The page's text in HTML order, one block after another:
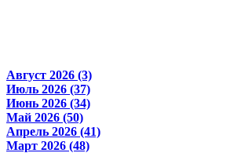
Август 2026 (3)
Июль 2026 (37)
Июнь 2026 (34)
Май 2026 (50)
Апрель 2026 (41)
Март 2026 (48)